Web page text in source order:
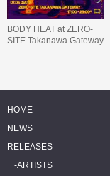
BODY HEAT at ZERO-
SITE Takanawa Gateway
HOME
NEWS
RELEASES
ARTISTS